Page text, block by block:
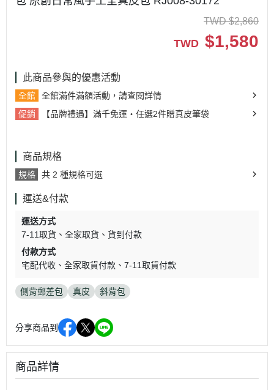
TWD $2,860
TWD $1,580
此商品參與的優惠活動
全館
全館滿件滿額活動，請查閱詳情
促銷
【品牌禮遇】滿千免運・任選2件贈真皮筆袋
商品規格
規格 共 2 種規格可選
運送&付款
運送方式
7-11取貨
全家取貨
貨到付款
付款方式
宅配代收
全家取貨付款 7-11取貨付款
側背郵差包 真皮 斜背包
分享商品到
商品詳情